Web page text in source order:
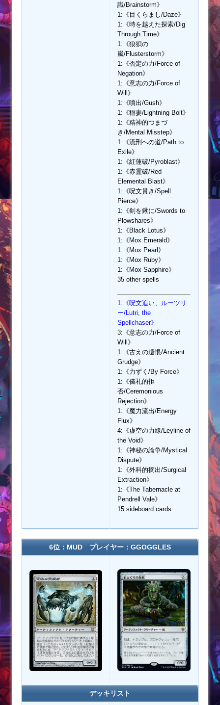
識/Brainstorm》
1:《目くらまし/Daze》
1:《時を越えた探索/Dig
Through Time》
1:《狼狽の
嵐/Flusterstorm》
1:《否定の力/Force of
Negation》
1:《意志の力/Force of
Will》
1:《噴出/Gush》
1:《稲妻/Lightning Bolt》
1:《精神的つまづ
き/Mental Misstep》
1:《流刑への道/Path to
Exile》
1:《紅蓮破/Pyroblast》
1:《赤霊破/Red
Elemental Blast》
1:《呪文貫き/Spell
Pierce》
1:《剣を鍬に/Swords to
Plowshares》
1:《Black Lotus》
1:《Mox Emerald》
1:《Mox Pearl》
1:《Mox Ruby》
1:《Mox Sapphire》
35 other spells
1:《呪文追い、ルーツリ
ー/Lutri, the
Spellchaser》
3:《意志の力/Force of
Will》
1:《古えの遺恨/Ancient
Grudge》
1:《力ずく/By Force》
1:《儀礼的拒
否/Ceremonious
Rejection》
1:《魔力流出/Energy
Flux》
4:《虚空の力線/Leyline of
the Void》
1:《神秘の論争/Mystical
Dispute》
1:《外科的摘出/Surgical
Extraction》
1:《The Tabernacle at
Pendrell Vale》
15 sideboard cards
6位：MUD プレイヤー：GGOGGLES
デッキリスト